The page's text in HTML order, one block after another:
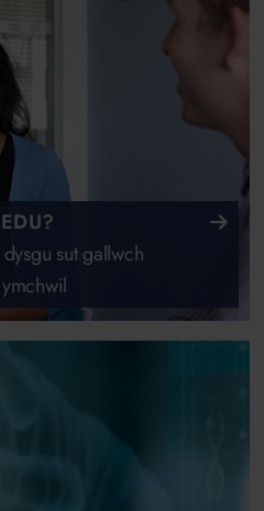
sut gallwch